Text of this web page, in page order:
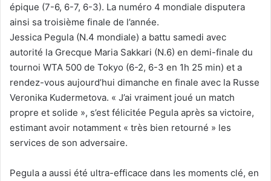
épique (7-6, 6-7, 6-3). La numéro 4 mondiale disputera
ainsi sa troisième finale de l’année.
Jessica Pegula (N.4 mondiale) a battu samedi avec
autorité la Grecque Maria Sakkari (N.6) en demi-finale du
tournoi WTA 500 de Tokyo (6-2, 6-3 en 1h 25 min) et a
rendez-vous aujourd’hui dimanche en finale avec la Russe
Veronika Kudermetova. « J’ai vraiment joué un match
propre et solide », s’est félicitée Pegula après sa victoire,
estimant avoir notamment « très bien retourné » les
services de son adversaire.
Pegula a aussi été ultra-efficace dans les moments clé, en